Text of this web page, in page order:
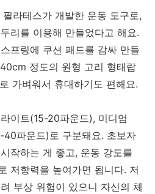
라테스가 개발한 운동 도구로,
리를 이용해 만들었다고 해요.
프링에 쿠션 패드를 감싸 만들
정도의 원형 고리 형태랍
가벼워서 휴대하기도 편해요.
이트(15-20파운드), 미디엄
파운드)로 구분돼요. 초보자
작하는 게 좋고, 운동 강도를
저항력을 높여가면 됩니다. 저
부상 위험이 있으니 자신의 체